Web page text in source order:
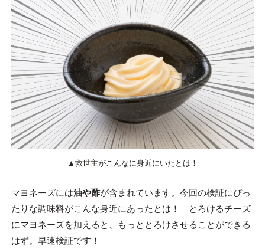
▲救世主がこんなに身近にいたとは！
マヨネーズには油や酢が含まれています。今回の検証にぴっ
たりな調味料がこんな身近にあったとは！ とろけるチーズ
にマヨネーズを加えると、もっととろけさせることができる
はず。早速検証です！